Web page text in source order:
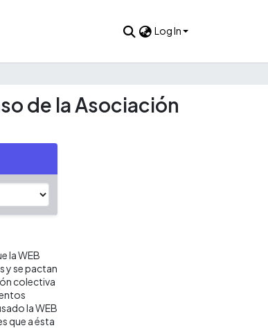
Log In
de la Asociación
la WEB
y se pactan
colectiva
la WEB
que a ésta